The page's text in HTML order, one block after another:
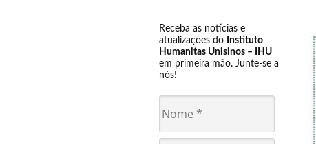
Receba as notícias e
atualizações do Instituto
Humanitas Unisinos – IHU
em primeira mão. Junte-se a
nós!